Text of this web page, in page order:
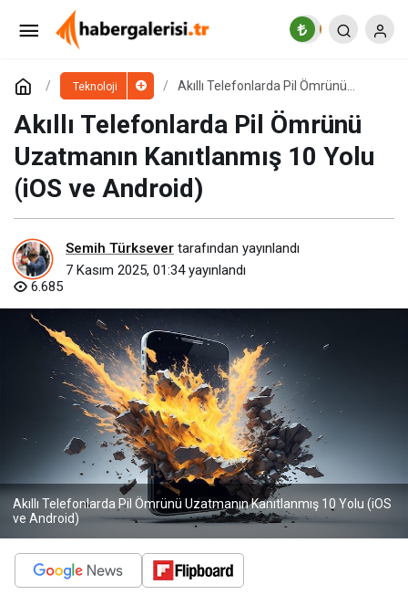
Teknoloji
Akıllı Telefonlarda Pil Ömrünü
ve Android)
Akıllı Telefonlarda Pil Ömrünü
Uzatmanın Kanıtlanmış 10 Yolu
(iOS ve Android)
Semih Türksever tarafından yayınlandı
7 Kasım 2025, 01:34yayınlandı
6.685
Akıllı Telefonlarda Pil Ömrünü Uzatmanın Kanıtlanmış 10 Yolu (iOS
ve Android)
Oyun Dünyasında Yeşil Devrim
Yorum Yap Paylaş